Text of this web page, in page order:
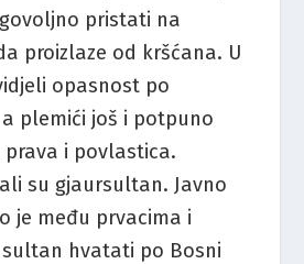
pristati na
proizlaze od kršćana. U
opasnost po
plemići još i potpuno
prava i povlastica.
su gjaursultan. Javno
je među prvacima i
hvatati po Bosni